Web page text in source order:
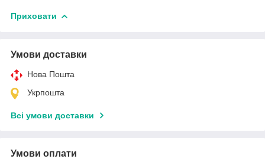
Приховати
Умови доставки
Нова Пошта
Укрпошта
Всі умови доставки
Умови оплати